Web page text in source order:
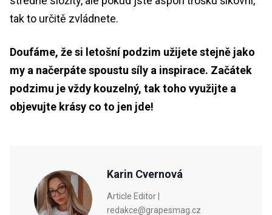
tak to určitě zvládnete.
Doufáme, že si letošní podzim užijete stejně jako
my a načerpáte spoustu síly a inspirace. Začátek
podzimu je vždy kouzelný, tak toho využijte a
objevujte krásy co to jen jde!
Karin Cvernová
Article Editor |
redakce@grapesmag.cz